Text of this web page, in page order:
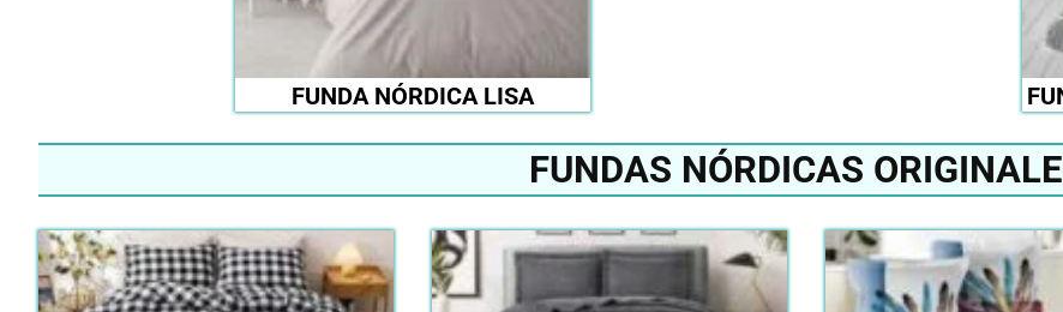
FUNDA NÓRDICA LISA
FUNDAS NÓRDICAS